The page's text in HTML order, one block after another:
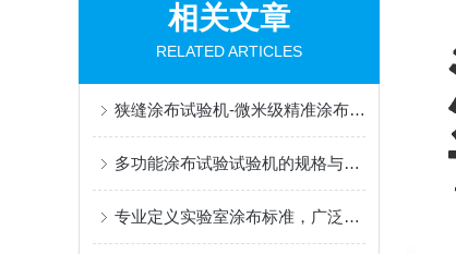
相关文章
RELATED ARTICLES
狭缝涂布试验机-微米级精准涂布，赋能新能源与半导体科研创新
多功能涂布试验试验机的规格与性能
专业定义实验室涂布标准，广泛赋能材料创新研发